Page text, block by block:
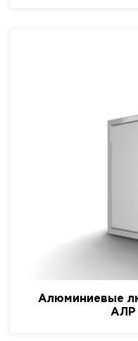
Алюминиевые
АЛР